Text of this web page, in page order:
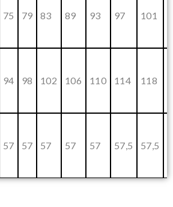
75 79 83 89 93 97 101
94 98 102 106 110 114 118
57 57 57 57 57 57,5 57,5